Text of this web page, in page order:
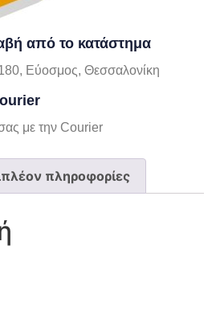
από το κατάστημα
Εύοσμος, Θεσσαλονίκη
με την Courier
πληροφορίες